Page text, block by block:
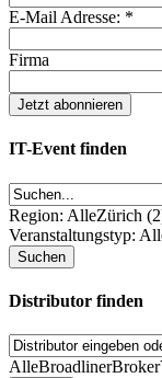
E-Mail Adresse: *
Firma
IT-Event finden
Region: AlleZürich
Veranstaltungstyp:
Distributor finden
AlleBroadlinerBroker